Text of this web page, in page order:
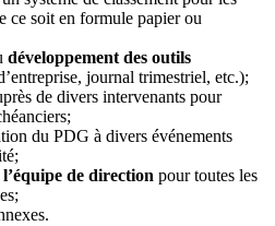
ce soit en formule papier ou
développement des outils
journal trimestriel, etc.);
de divers intervenants pour
du PDG à divers événements
de direction pour toutes les